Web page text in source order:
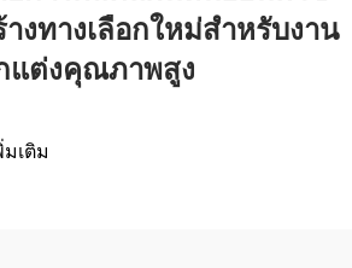
างทางเลือกใหม่สำหรับงาน
แต่งคุณภาพสูง
มเติม